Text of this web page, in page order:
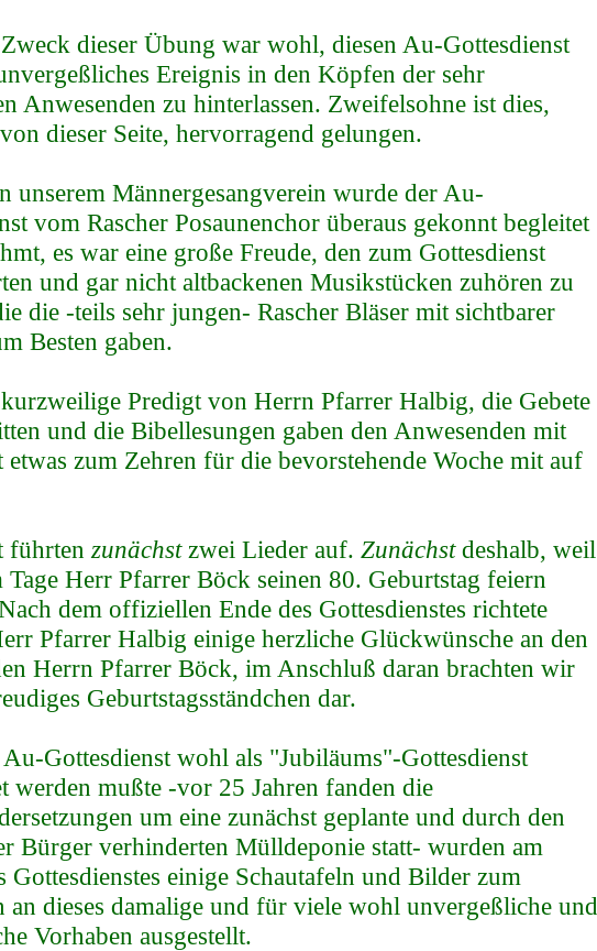
dieser Übung war wohl, diesen Au-Gottesdienst
Ereignis in den Köpfen der sehr
Anwesenden zu hinterlassen. Zweifelsohne ist dies,
dieser Seite, hervorragend gelungen.
unserem Männergesangverein wurde der Au-
vom Rascher Posaunenchor überaus gekonnt begleitet
es war eine große Freude, den zum Gottesdienst
und gar nicht altbackenen Musikstücken zuhören zu
die -teils sehr jungen- Rascher Bläser mit sichtbarer
Besten gaben.
Predigt von Herrn Pfarrer Halbig, die Gebete
und die Bibellesungen gaben den Anwesenden mit
etwas zum Zehren für die bevorstehende Woche mit auf
führten zunächstzwei Lieder auf. Zunächstdeshalb, weil
Tage Herr Pfarrer Böck seinen 80. Geburtstag feiern
dem offiziellen Ende des Gottesdienstes richtete
Pfarrer Halbig einige herzliche Glückwünsche an den
Herrn Pfarrer Böck, im Anschluß daran brachten wir
Geburtstagsständchen dar.
Gottesdienst wohl als "Jubiläums"-Gottesdienst
werden mußte -vor 25 Jahren fanden die
um eine zunächst geplante und durch den
Bürger verhinderten Mülldeponie statt- wurden am
Gottesdienstes einige Schautafeln und Bilder zum
an dieses damalige und für viele wohl unvergeßliche und
Vorhaben ausgestellt.